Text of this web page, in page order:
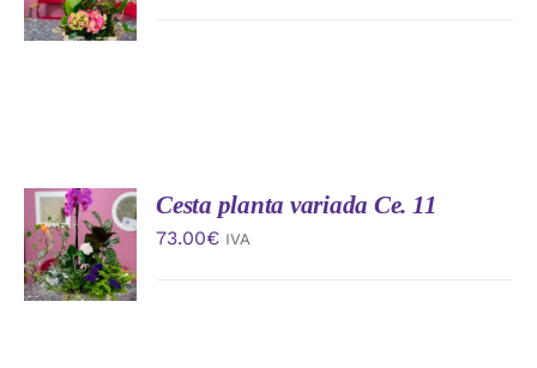
/
DETALLES
AÑADIR
AL
CARRITO
/
DETALLES
Cesta planta variada Ce. 11
73.00€ IVA